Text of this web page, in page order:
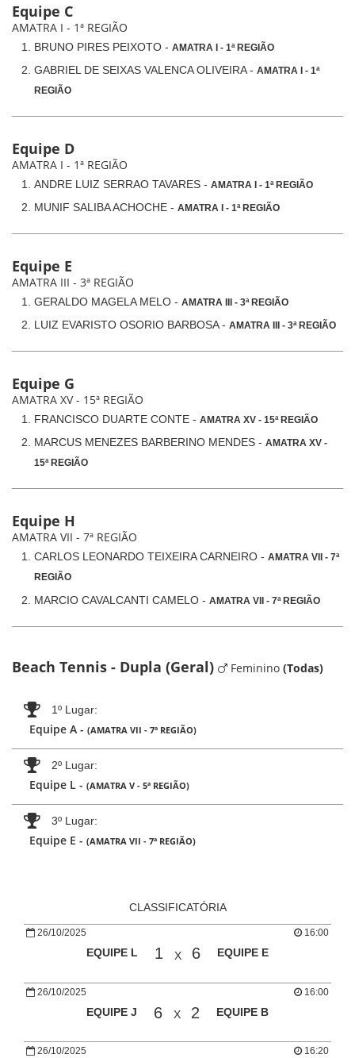
Equipe C
AMATRA I - 1ª REGIÃO
BRUNO PIRES PEIXOTO - AMATRA I - 1ª REGIÃO
GABRIEL DE SEIXAS VALENCA OLIVEIRA - AMATRA I - 1ª
REGIÃO
Equipe D
AMATRA I - 1ª REGIÃO
ANDRE LUIZ SERRAO TAVARES - AMATRA I - 1ª REGIÃO
MUNIF SALIBA ACHOCHE - AMATRA I - 1ª REGIÃO
Equipe E
AMATRA III - 3ª REGIÃO
GERALDO MAGELA MELO - AMATRA III - 3ª REGIÃO
LUIZ EVARISTO OSORIO BARBOSA - AMATRA III - 3ª REGIÃO
Equipe G
AMATRA XV - 15ª REGIÃO
FRANCISCO DUARTE CONTE - AMATRA XV - 15ª REGIÃO
MARCUS MENEZES BARBERINO MENDES - AMATRA XV -
15ª REGIÃO
Equipe H
AMATRA VII - 7ª REGIÃO
CARLOS LEONARDO TEIXEIRA CARNEIRO - AMATRA VII - 7ª
REGIÃO
MARCIO CAVALCANTI CAMELO - AMATRA VII - 7ª REGIÃO
Beach Tennis - Dupla (Geral) Feminino (Todas)
1º Lugar
Equipe A - (AMATRA VII - 7ª REGIÃO)
2º Lugar
Equipe L - (AMATRA V - 5ª REGIÃO)
3º Lugar
Equipe E - (AMATRA VII - 7ª REGIÃO)
CLASSIFICATÓRIA
26/10/2025
EQUIPE L 1 X 6 EQUIPE E
16:00
26/10/2025
EQUIPE J 6 X 2 EQUIPE B
16:00
26/10/2025 16:20